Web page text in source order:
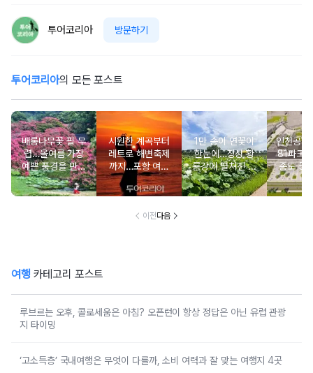
투어코리아 방문하기
투어코리아의 모든 포스트
배롱나무꽃 필 무
렵…올여름 가장
예쁜 풍경을 만나
는 여행
시원한 계곡부터
레트로 해변축제
까지…포항 여름
여행 완전정복
1만 송이 연꽃이
한눈에…장성 황
룡강에 펼쳐진 여
름 수채화
인천공
81파크'
종도 5
트와 체
시
이전다음
여행 카테고리 포스트
루브르는 오후, 콜로세움은 아침? 오픈런이 항상 정답은 아닌 유럽 관광
지 타이밍
‘고소득층’ 국내여행은 무엇이 다를까, 소비 여력과 잘 맞는 여행지 4곳